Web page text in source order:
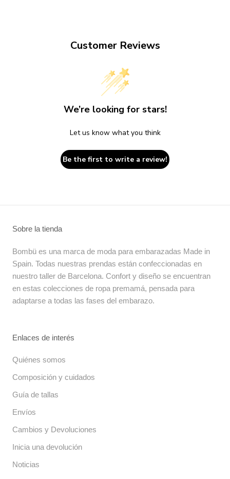
Customer Reviews
We’re looking for stars!
Let us know what you think
Be the first to write a review!
Sobre la tienda
Bombü es una marca de moda para embarazadas Made in
Spain. Todas nuestras prendas están confeccionadas en
nuestro taller de Barcelona. Confort y diseño se encuentran
en estas colecciones de ropa premamá, pensada para
adaptarse a todas las fases del embarazo.
Enlaces de interés
Quiénes somos
Composición y cuidados
Guía de tallas
Envíos
Cambios y Devoluciones
Inicia una devolución
Noticias